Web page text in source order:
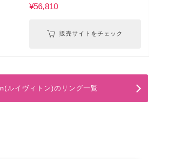
¥56,810
販売サイトをチェック
ルイヴィトン)のリング一覧